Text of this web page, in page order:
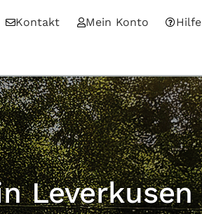
Kontakt Mein Konto Hilfe
Leverkusen